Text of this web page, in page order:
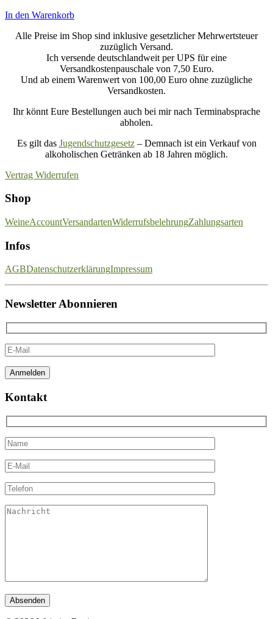
In den Warenkorb
Alle Preise im Shop sind inklusive gesetzlicher Mehrwertsteuer
zuzüglich Versand.
Ich versende deutschlandweit per UPS für eine
Versandkostenpauschale von 7,50 Euro.
Und ab einem Warenwert von 100,00 Euro ohne zuzügliche
Versandkosten.
Ihr könnt Eure Bestellungen auch bei mir nach Terminabsprache
abholen.
Es gilt das Jugendschutzgesetz– Demnach ist ein Verkauf von
alkoholischen Getränken ab 18 Jahren möglich.
Vertrag Widerrufen
Shop
WeineAccountVersandartenWiderrufsbelehrungZahlungsarten
Infos
AGBDatenschutzerklärungImpressum
Newsletter Abonnieren
Kontakt